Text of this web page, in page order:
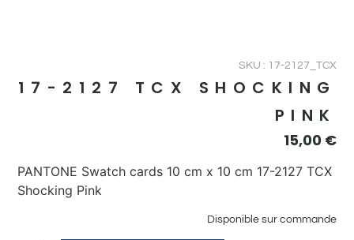
SKU : 17-2127_TCX
17-2127 TCX SHOCKING
PINK
15,00 €
PANTONE Swatch cards 10 cm x 10 cm 17-2127 TCX
Shocking Pink
Disponible sur commande